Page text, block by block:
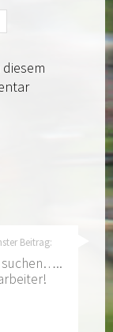
Beitrag:
suchen…..